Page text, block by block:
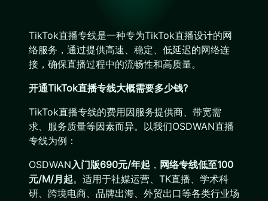
TikTok直播专线是一种专为TikTok直播设计的网
络服务，通过提供高速、稳定、低延迟的网络连
接，确保直播过程中的流畅性和高质量。
开通TikTok直播专线大概需要多少钱?
TikTok直播专线的费用因服务提供商、带宽需
求、服务质量等因素而异。以我们OSDWAN直播
专线为例：
OSDWAN入门版690元/年起 ， 网络专线低至100
元/M/月起。适用于社媒运营、TK直播、学术科
研、跨境电商、品牌出海、外贸出口等各类行业场